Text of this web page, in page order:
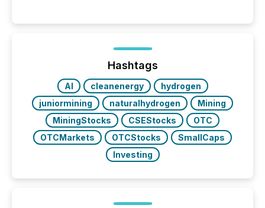
trust. Last year, this analysis focused on identifying
the most common keywords by industry. This...
Hashtags
AI cleanenergy
hydrogen
juniormining
naturalhydrogen
Mining
MiningStocks
CSEStocks
OTC
OTCMarkets
OTCStocks
SmallCaps
Investing